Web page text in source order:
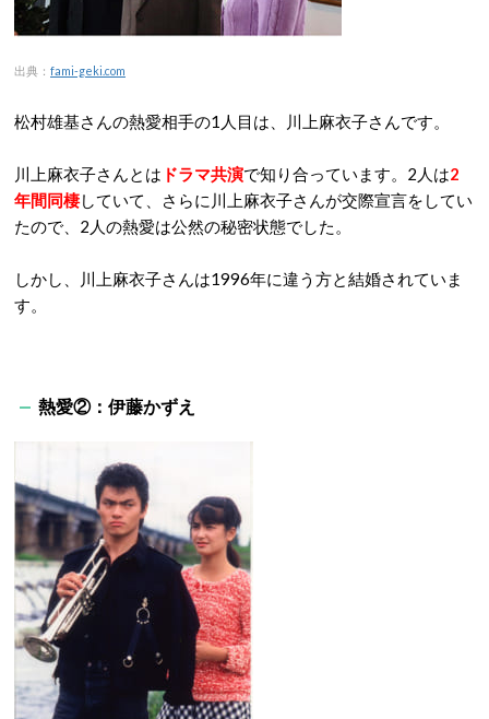
出典： fami-geki.com
松村雄基さんの熱愛相手の1人目は、川上麻衣子さんです。
川上麻衣子さんとは ドラマ共演で知り合っています。2人は2
年間同棲していて、さらに川上麻衣子さんが交際宣言をしてい
たので、2人の熱愛は公然の秘密状態でした。
しかし、川上麻衣子さんは1996年に違う方と結婚されていま
す。
熱愛②：伊藤かずえ